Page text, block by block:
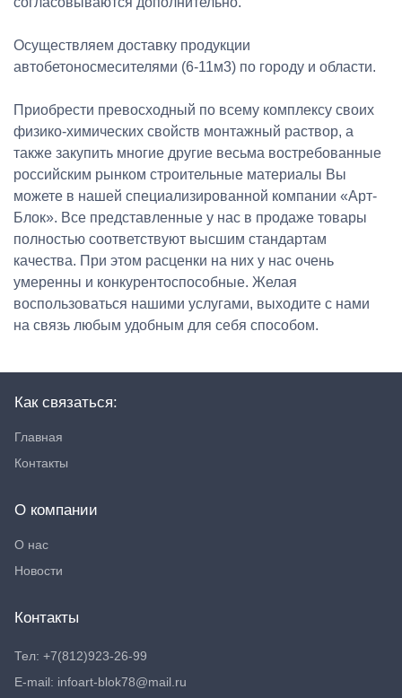
Осуществляем доставку продукции
автобетоносмесителями (6-11м3) по городу и области.
Приобрести превосходный по всему комплексу своих
физико-химических свойств монтажный раствор, а
также закупить многие другие весьма востребованные
российским рынком строительные материалы Вы
можете в нашей специализированной компании «Арт-
Блок». Все представленные у нас в продаже товары
полностью соответствуют высшим стандартам
качества. При этом расценки на них у нас очень
умеренны и конкурентоспособные. Желая
воспользоваться нашими услугами, выходите с нами
на связь любым удобным для себя способом.
Как связаться:
Главная
Контакты
О компании
О нас
Новости
Контакты
Тел: +7(812)923-26-99
E-mail: infoart-blok78@mail.ru